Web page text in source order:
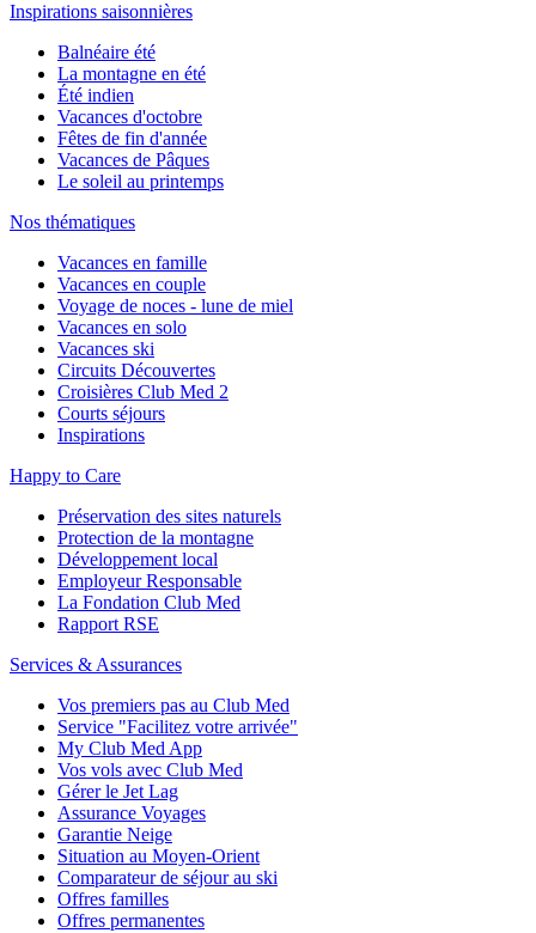
Inspirations saisonnières
Balnéaire été
La montagne en été
Été indien
Vacances d'octobre
Fêtes de fin d'année
Vacances de Pâques
Le soleil au printemps
Nos thématiques
Vacances en famille
Vacances en couple
Voyage de noces - lune de miel
Vacances en solo
Vacances ski
Circuits Découvertes
Croisières Club Med 2
Courts séjours
Inspirations
Happy to Care
Préservation des sites naturels
Protection de la montagne
Développement local
Employeur Responsable
La Fondation Club Med
Rapport RSE
Services & Assurances
Vos premiers pas au Club Med
Service "Facilitez votre arrivée"
My Club Med App
Vos vols avec Club Med
Gérer le Jet Lag
Assurance Voyages
Garantie Neige
Situation au Moyen-Orient
Comparateur de séjour au ski
Offres familles
Offres permanentes